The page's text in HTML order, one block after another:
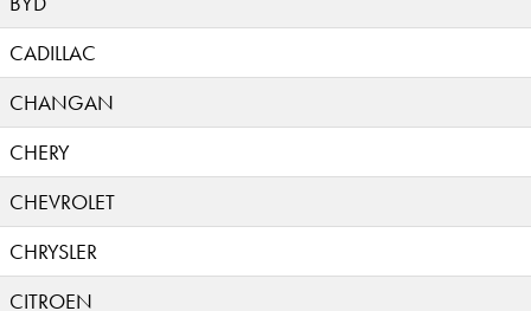
CADILLAC
CHANGAN
CHERY
CHEVROLET
CHRYSLER
CITROEN